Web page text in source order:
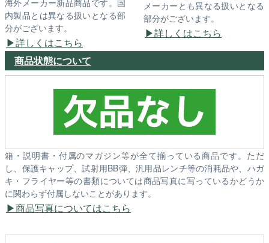
内製品とは異なる扱いとなる部
分がございます。
詳しくはこちら
メーカーとも異なる扱いとなる
部分がございます。
詳しくはこちら
商品状態について
箱・説明書・付属のマガジン等が全て揃っている商品です。ただ
し、保護キャップ、試射用BB弾、汎用品レンチ等の消耗品や、ハガ
キ・フライヤー等の書類については商品写真に写っているかどうか
に関わらず付属しないことがあります。
商品写真についてはこちら